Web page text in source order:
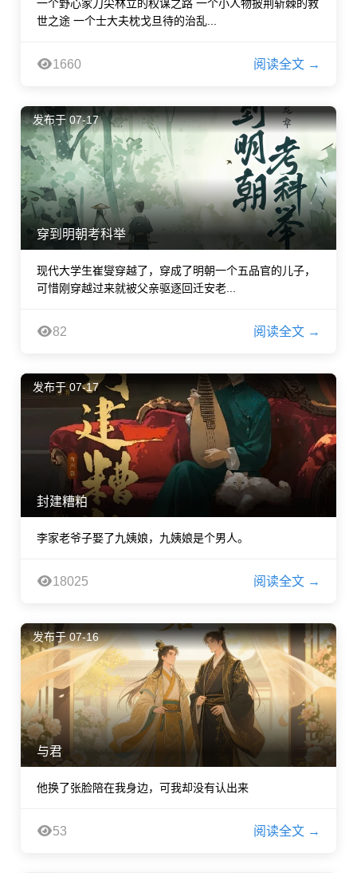
一个野心家刀尖林立的权谋之路 一个小人物披荆斩棘的救
世之途 一个士大夫枕戈旦待的治乱...
1660 阅读全文 →
发布于 07-17
穿到明朝考科举
现代大学生崔燮穿越了，穿成了明朝一个五品官的儿子，
可惜刚穿越过来就被父亲驱逐回迁安老...
82 阅读全文 →
发布于 07-17
封建糟粕
李家老爷子娶了九姨娘，九姨娘是个男人。
18025 阅读全文 →
发布于 07-16
与君
他换了张脸陪在我身边，可我却没有认出来
53 阅读全文 →